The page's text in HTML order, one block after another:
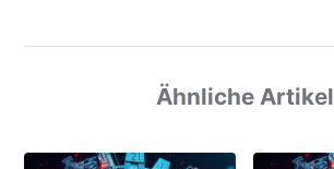
Ähnliche Artikel